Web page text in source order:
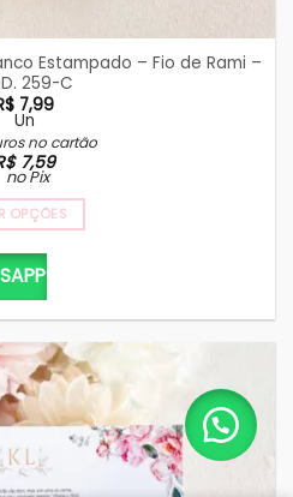
Estampado – Fio de Rami –
259-C
7,99
Un
no cartão
7,59
no Pix
OPÇÕES